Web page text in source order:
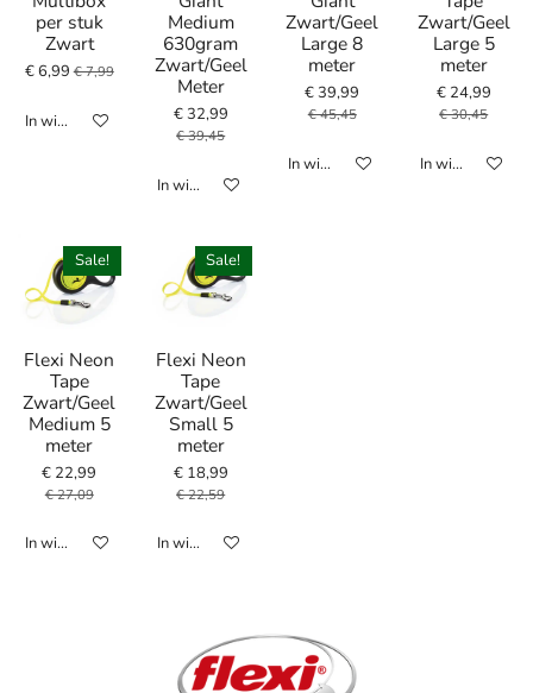
per stuk
Zwart
€ 6,99 € 7,99
In winkelwagen
Medium
630gram
Zwart/Geel
Meter
€ 32,99
€ 39,45
In winkelwagen
Zwart/Geel
Large 8
meter
€ 39,99
€ 45,45
In winkelwagen
Zwart/Geel
Large 5
meter
€ 24,99
€ 30,45
In winkelwagen
Sale!
Flexi Neon
Tape
Zwart/Geel
Medium 5
meter
€ 22,99
€ 27,09
In winkelwagen
Sale!
Flexi Neon
Tape
Zwart/Geel
Small 5
meter
€ 18,99
€ 22,59
In winkelwagen